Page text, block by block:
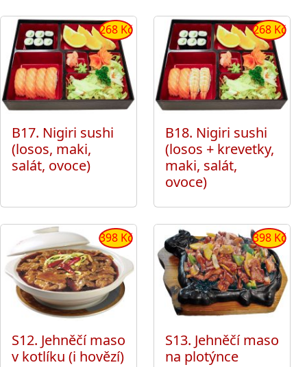
268 Kč
B17. Nigiri sushi
(losos, maki,
salát, ovoce)
268 Kč
B18. Nigiri sushi
(losos + krevetky,
maki, salát,
ovoce)
398 Kč
S12. Jehněčí maso
v kotlíku (i hovězí)
398 Kč
S13. Jehněčí maso
na plotýnce